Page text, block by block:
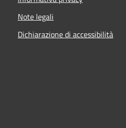
Note legali
Dichiarazione di accessibilità